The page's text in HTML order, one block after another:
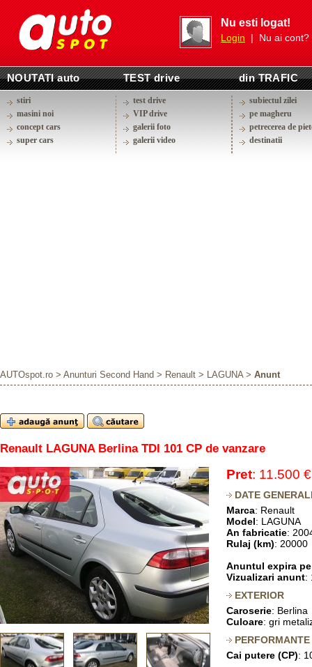
Nu esti logat!
Login| Nu ai cont?
NOUTATI auto TEST drive din TRAFIC
stiri
masini noi
concept cars
super cars
test drive
VIP drive
galerii foto
galerii video
subiectul zilei
pe magheru
petrecerea de
destinatii
AUTOspot.ro > Anunturi Second Hand > Renault > LAGUNA> Anunt
Renault LAGUNA Berlina TDI 101 CP de vanzare
Pret: 11.500 €
DATE
Marca: Renault
Model: LAGUNA
An fabricatie:
Rulaj (km): 20000
Anuntul expira pe
Vizualizari anunt:
EXTERIOR
Caroserie: Berlina
Culoare: gri
PERFORMANTE
Cai putere (CP):